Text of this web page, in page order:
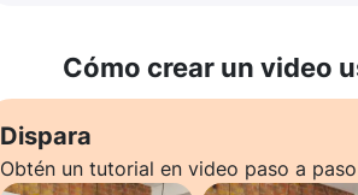
Cómo crear un video
Dispara
Obtén un tutorial en video paso a